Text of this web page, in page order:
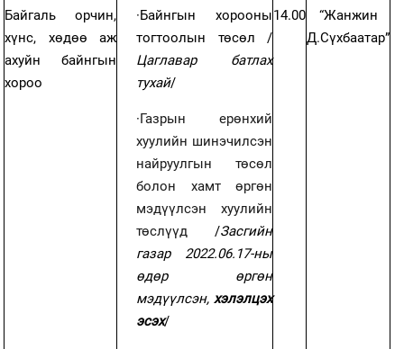
Байгаль орчин,
хүнс, хөдөө аж
ахуйн байнгын
хороо
·Байнгын хорооны
тогтоолын төсөл /
Цаглавар батлах
тухай/
·Газрын ерөнхий
хуулийн шинэчилсэн
найруулгын төсөл
болон хамт өргөн
мэдүүлсэн хуулийн
төслүүд /Засгийн
газар 2022.06.17-ны
өдөр өргөн
мэдүүлсэн,хэлэлцэх
эсэх/
14.00
“Жанжин
Д.Сүхбаатар”